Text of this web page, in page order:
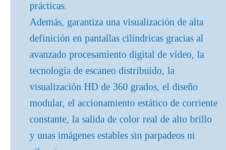
prácticas.
Además, garantiza una visualización de alta
definición en pantallas cilíndricas gracias al
avanzado procesamiento digital de vídeo, la
tecnología de escaneo distribuido, la
visualización HD de 360 grados, el diseño
modular, el accionamiento estático de corriente
constante, la salida de color real de alto brillo
y unas imágenes estables sin parpadeos ni